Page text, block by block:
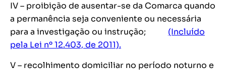
IV – proibição de ausentar-se da Comarca quando
a permanência seja conveniente ou necessária
para a investigação ou instrução; (Incluído
pela Lei nº 12.403, de 2011).
V – recolhimento domiciliar no período noturno e